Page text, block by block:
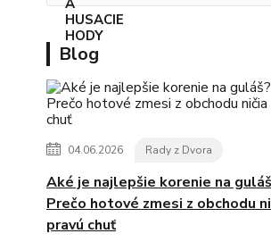
Blog
04.06.2026 Rady z Dvora
Aké je najlepšie korenie na
Prečo hotové zmesi z obchodu
pravú chuť